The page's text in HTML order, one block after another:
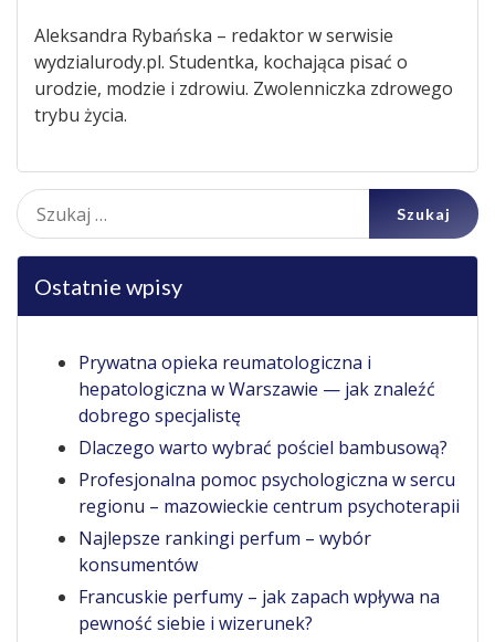
Aleksandra Rybańska – redaktor w serwisie
wydzialurody.pl. Studentka, kochająca pisać o
urodzie, modzie i zdrowiu. Zwolenniczka zdrowego
trybu życia.
Szukaj:
Ostatnie wpisy
Prywatna opieka reumatologiczna i
hepatologiczna w Warszawie — jak znaleźć
dobrego specjalistę
Dlaczego warto wybrać pościel bambusową?
Profesjonalna pomoc psychologiczna w sercu
regionu – mazowieckie centrum psychoterapii
Najlepsze rankingi perfum – wybór
konsumentów
Francuskie perfumy – jak zapach wpływa na
pewność siebie i wizerunek?